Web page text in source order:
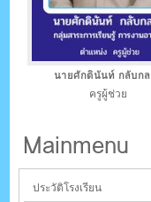
นายศักดินันท์ กลับก
ครูผู้ช่วย
Mainmenu
ประวัติโรงเรียน